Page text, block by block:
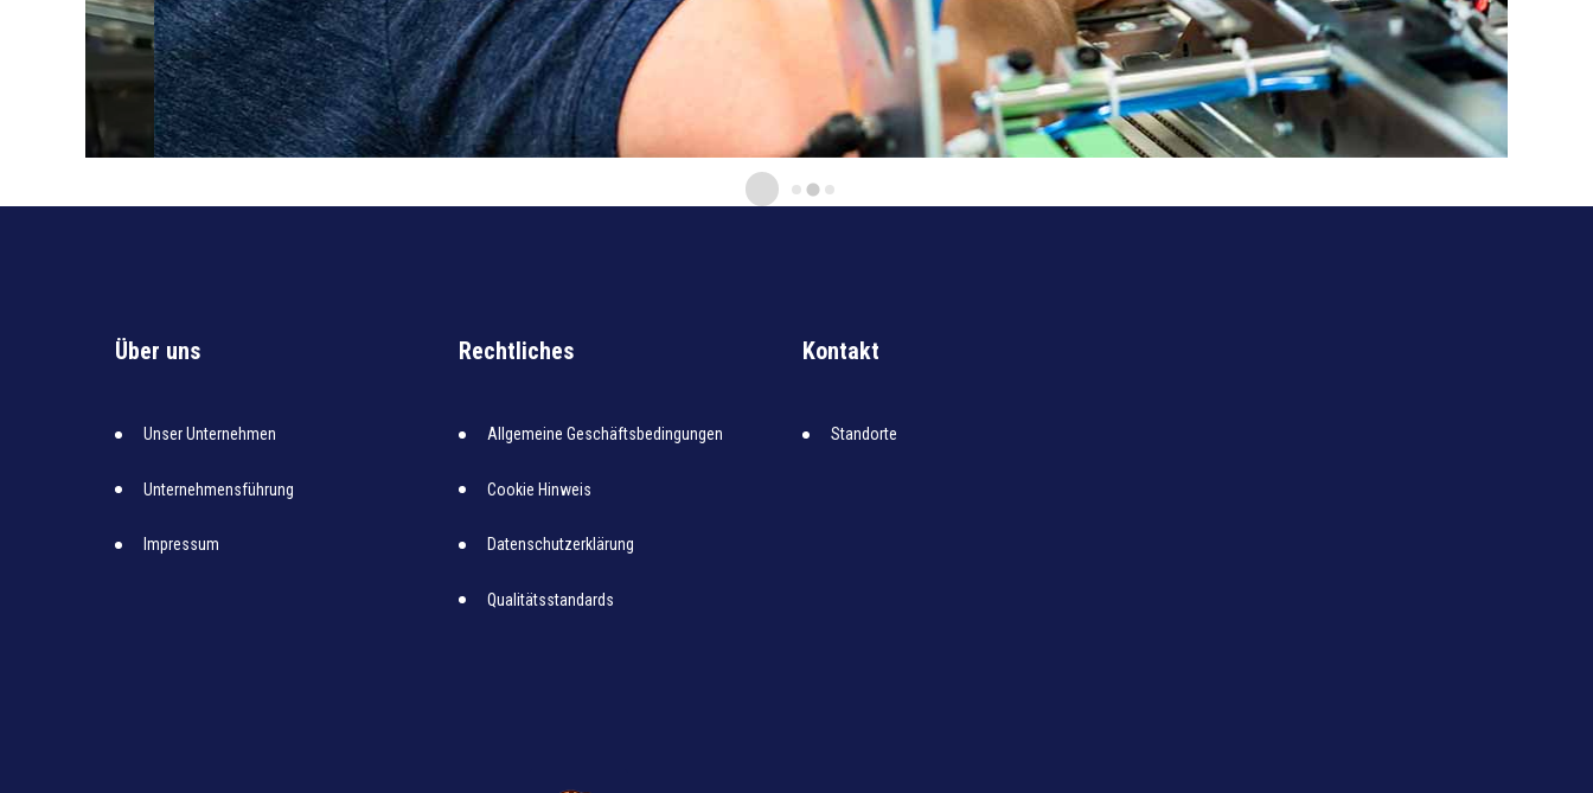
Über uns
Unser Unternehmen
Unternehmensführung
Impressum
Rechtliches
Allgemeine Geschäftsbedingungen
Cookie Hinweis
Datenschutzerklärung
Qualitätsstandards
Kontakt
Standorte